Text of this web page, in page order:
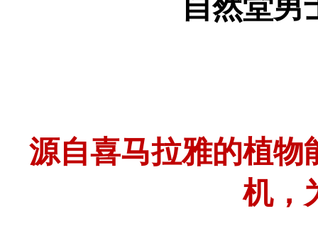
自然堂男
源自喜马拉雅的植物
机，